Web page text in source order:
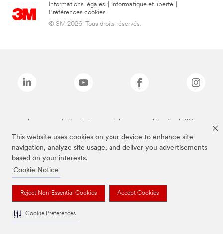
This website uses cookies on your device to enhance site
navigation, analyze site usage, and deliver you advertisements
based on your interests.
Cookie Notice
Reject Non-Essential Cookies Accept Cookies
Cookie Preferences
Informations légales Informatique et liberté
Préférences cookies
© 3M 2026. Tous droits réservés.
Les marques listées ci-dessus sont des marques déposées de 3M.